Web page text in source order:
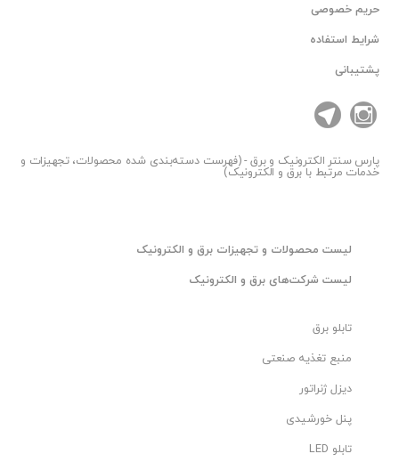
حریم خصوصی
شرایط استفاده
پشتیبانی
پارس سنتر الکترونیک و برق - (فهرست دسته‌بندی شده محصولات، تجهیزات و
خدمات مرتبط با برق و الکترونیک)
ليست محصولات و تجهیزات برق و الکترونیک
ليست شرکت‌های برق و الکترونیک
تابلو برق
منبع تغذیه صنعتی
دیزل ژنراتور
پنل خورشیدی
تابلو LED